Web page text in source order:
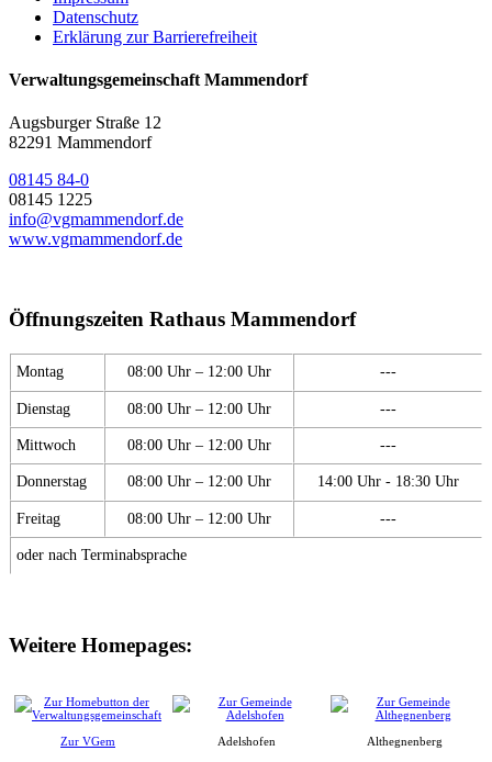
Datenschutz
Erklärung zur Barrierefreiheit
Verwaltungsgemeinschaft Mammendorf
Augsburger Straße 12
82291 Mammendorf
08145 84-0
08145 1225
info@vgmammendorf.de
www.vgmammendorf.de
Öffnungszeiten Rathaus Mammendorf
Montag 08:00 Uhr – 12:00 Uhr ---
Dienstag 08:00 Uhr – 12:00 Uhr ---
Mittwoch 08:00 Uhr – 12:00 Uhr ---
Donnerstag 08:00 Uhr – 12:00 Uhr 14:00 Uhr - 18:30 Uhr
Freitag 08:00 Uhr – 12:00 Uhr ---
oder nach Terminabsprache
Weitere Homepages:
Zur VGem Adelshofen Althegnenberg